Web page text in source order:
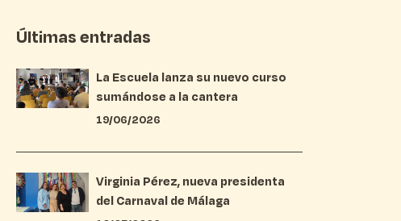
Últimas entradas
La Escuela lanza su nuevo curso
sumándose a la cantera
19/06/2026
Virginia Pérez, nueva presidenta
del Carnaval de Málaga